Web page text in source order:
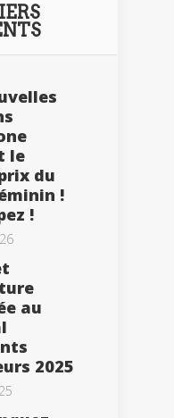
le
du
!
!
au
2025